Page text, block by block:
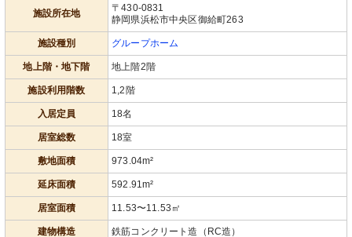
施設所在地
〒430-0831
静岡県浜松市中央区御給町263
施設種別 グループホーム
地上階・地下階 地上階2階
施設利用階数 1,2階
入居定員 18名
居室総数 18室
敷地面積 973.04m²
延床面積 592.91m²
居室面積 11.53〜11.53㎡
建物構造 鉄筋コンクリート造（RC造）